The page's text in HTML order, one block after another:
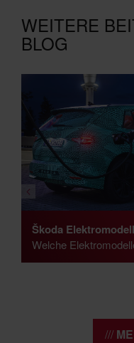
WEITERE
BLOG
Škoda
Welche